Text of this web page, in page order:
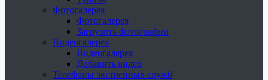
Фотогалерея
Фотогалерея
Загрузить фотографии
Видеогалерея
Видеогалерея
Добавить видео
Телефоны экстренных служб